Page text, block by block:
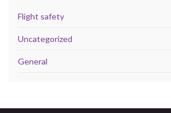
Flight safety
Uncategorized
General